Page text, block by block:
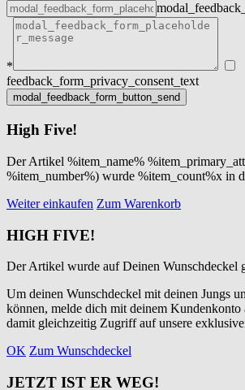
*
feedback_form_privacy_consent_text
High Five!
Der Artikel %item_name%
%item_number%) wurde %item_count%x in
Weiter einkaufen Zum Warenkorb
HIGH FIVE!
Der Artikel wurde auf Deinen Wunschdeckel
Um deinen Wunschdeckel mit deinen Jungs
können, melde dich mit deinem Kundenkonto
damit gleichzeitig Zugriff auf unsere
OK Zum Wunschdeckel
JETZT IST ER WEG!